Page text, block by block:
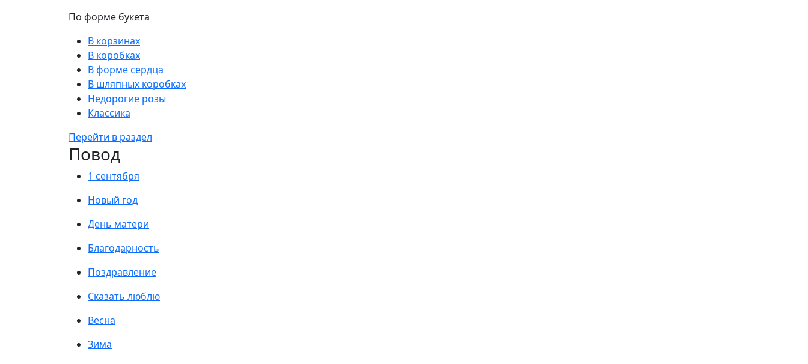
По форме букета
В корзинах
В коробках
В форме сердца
В шляпных коробках
Недорогие розы
Классика
Перейти в раздел
Повод
1 сентября
Новый год
День матери
Благодарность
Поздравление
Сказать люблю
Весна
Зима